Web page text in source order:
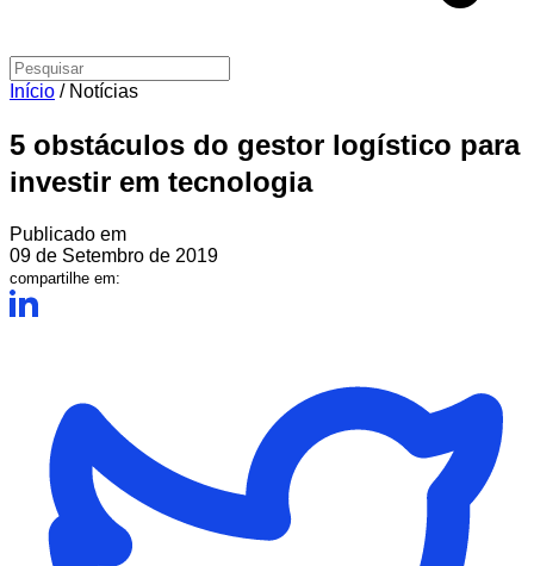
Início / Notícias
5 obstáculos do gestor logístico para
investir em tecnologia
Publicado em
09 de Setembro de 2019
compartilhe em: